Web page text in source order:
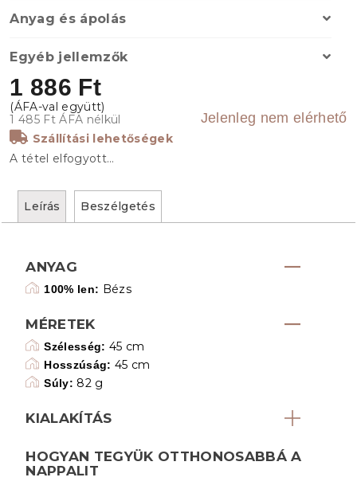
1 886 Ft
1 485 Ft ÁFA nélkül Jelenleg nem elérhető
Szállítási lehetőségek
A tétel elfogyott…
Anyag és ápolás
Egyéb jellemzők
Leírás Beszélgetés
ANYAG
100% len: Bézs
MÉRETEK
Szélesség: 45 cm
Hosszúság: 45 cm
Súly: 82 g
KIALAKÍTÁS
HOGYAN TEGYÜK OTTHONOSABBÁ A
NAPPALIT